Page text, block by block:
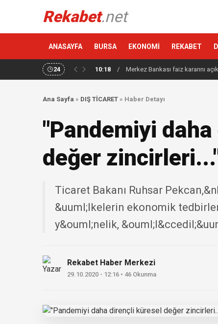
Rekabet.net
ANASAYFA BURSA EKONOMİ REKABET
24 10:18 / Merkez Bankası faiz kararını
Ana Sayfa » DIŞ TİCARET » Haber Detayı
"Pandemiyi
değer
Ticaret Bakanı Ruhsar
&uuml;lkelerin ekonomik
y&ouml;nelik,
Rekabet Haber Merkezi
29.10.2020 - 12:16 • 46 Okunma